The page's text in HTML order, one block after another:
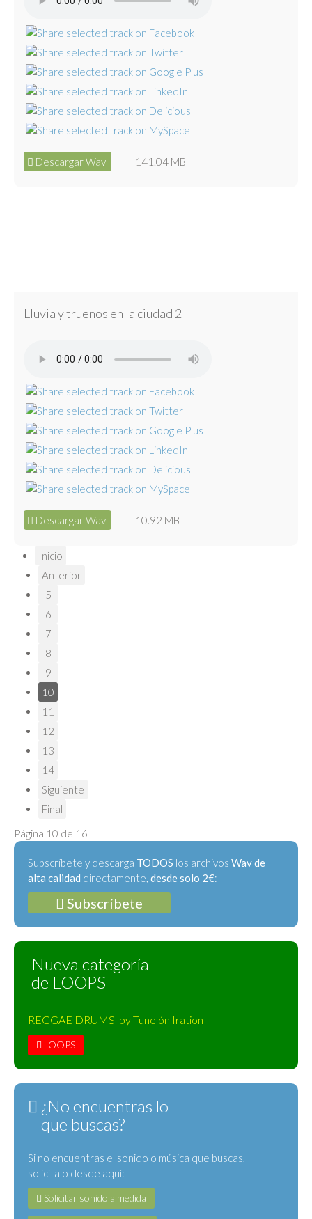
Descargar Wav 141.04 MB
Lluvia y truenos en la ciudad 2
Descargar Wav 10.92 MB
Inicio
Anterior
5
6
7
8
9
10
11
12
13
14
Siguiente
Final
Página 10 de 16
Subscríbete y descarga TODOS los archivos Wav de
alta calidad directamente, desde solo 2€:
Subscríbete
Nueva categoría
de LOOPS
REGGAE DRUMS by Tunelón Iration
LOOPS
¿No encuentras lo
que buscas?
Si no encuentras el sonido o música que buscas,
solicítalo desde aquí:
Solicitar sonido a medida